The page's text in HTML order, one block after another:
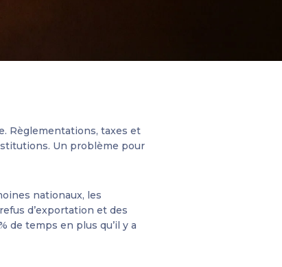
Règlementations, taxes et
Un problème pour
nationaux, les
d’exportation et des
de temps en plus qu’il y a